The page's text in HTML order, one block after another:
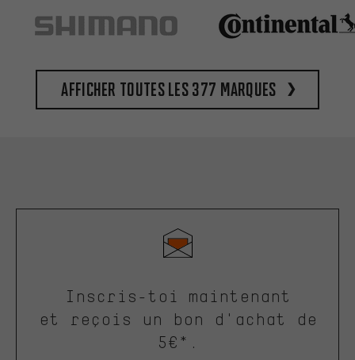
Afficher toutes les 377 marques
Inscris-toi maintenant
et reçois un bon d'achat de
5€*.